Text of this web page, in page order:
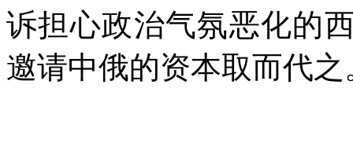
诉担心政治气氛恶化的
邀请中俄的资本取而代之